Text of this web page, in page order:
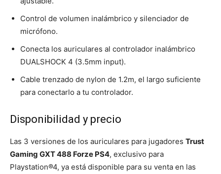
Control de volumen inalámbrico y silenciador de
micrófono.
Conecta los auriculares al controlador inalámbrico
DUALSHOCK 4 (3.5mm input).
Cable trenzado de nylon de 1.2m, el largo suficiente
para conectarlo a tu controlador.
Disponibilidad y precio
Las 3 versiones de los auriculares para jugadores Trust
Gaming GXT 488 Forze PS4, exclusivo para
Playstation®4, ya está disponible para su venta en las